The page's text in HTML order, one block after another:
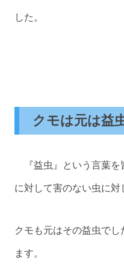
した。
クモは元は益
『益虫』という言葉を
に対して害のない虫に対
クモも元はその益虫で
ます。